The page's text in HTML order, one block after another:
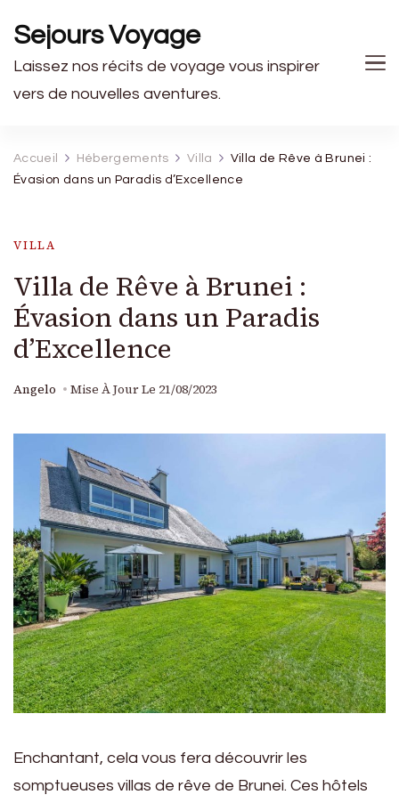
Sejours Voyage
Laissez nos récits de voyage vous inspirer
vers de nouvelles aventures.
Accueil Hébergements Villa
Villa de Rêve à Brunei :
Évasion dans un Paradis d’Excellence
VILLA
Villa de Rêve à Brunei :
Évasion dans un Paradis
d’Excellence
Angelo Mise À Jour Le 21/08/2023
Enchantant, cela vous fera découvrir les
somptueuses villas de rêve de Brunei. Ces hôtels